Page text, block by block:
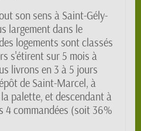
son sens à Saint-Gély-
largement dans le
logements sont classés
s'étirent sur 5 mois à
livrons en 3 à 5 jours
de Saint-Marcel, à
palette, et descendant à
4 commandées (soit 36%